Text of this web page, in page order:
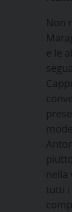
Non
e le
nella
tutti i